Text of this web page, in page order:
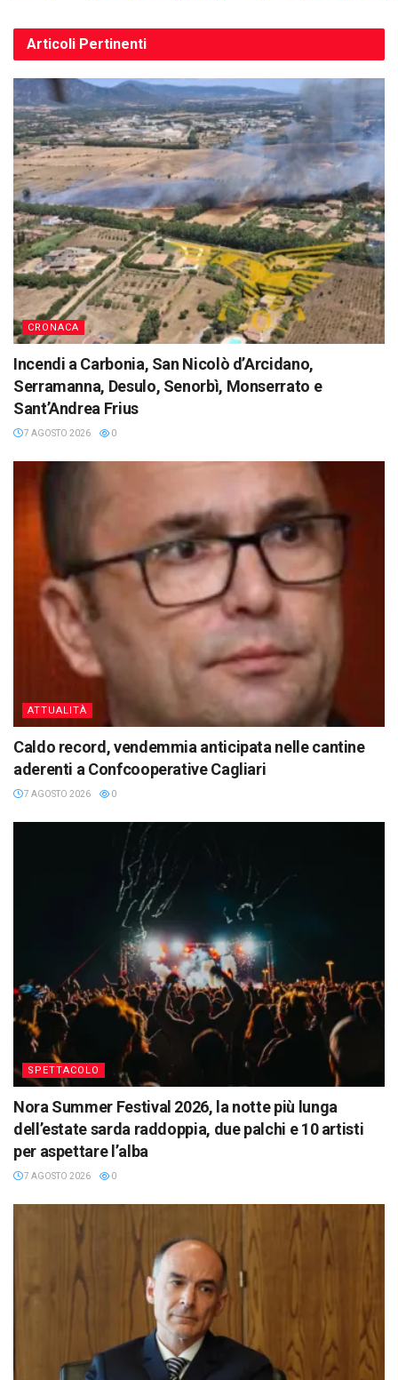
Articoli Pertinenti
CRONACA
Incendi a Carbonia, San Nicolò d’Arcidano,
Serramanna, Desulo, Senorbì, Monserrato e
Sant’Andrea Frius
7 AGOSTO 2026 0
ATTUALITÀ
Caldo record, vendemmia anticipata nelle cantine
aderenti a Confcooperative Cagliari
7 AGOSTO 2026 0
SPETTACOLO
Nora Summer Festival 2026, la notte più lunga
dell’estate sarda raddoppia, due palchi e 10 artisti
per aspettare l’alba
7 AGOSTO 2026 0